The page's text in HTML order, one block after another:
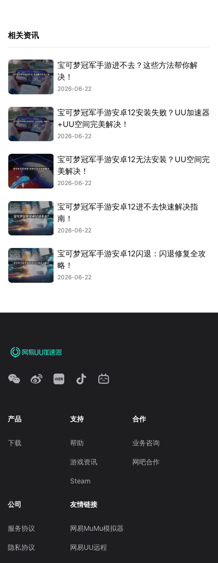
相关资讯
宝可梦冠军手游进不去？这些方法帮你解
决！
2026-06-22
宝可梦冠军手游安卓12安装失败？UU加速器
+UU空间完美解决！
2026-06-22
宝可梦冠军手游安卓12无法安装？UU空间完
美解决！
2026-06-22
宝可梦冠军手游安卓12进不去快速解决指
南！
2026-06-22
宝可梦冠军手游安卓12闪退：闪退修复全攻
略！
2026-06-22
产品
下载
支持
帮助
游戏资讯
Steam
合作
业务咨询
网吧合作
公司
服务协议
隐私协议
友情链接
网易MuMu模拟器
网易UU远程